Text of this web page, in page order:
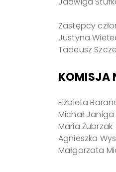
Zastępcy
Justyna
Tadeusz
KOMISJA
Elżbieta
Michał Janiga
Maria Żubrzak
Agnieszka
Małgorzata